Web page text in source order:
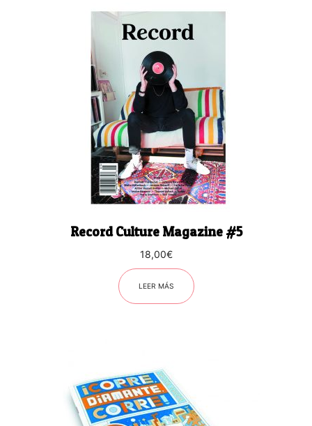
Record Culture Magazine #5
18,00€
LEER MÁS